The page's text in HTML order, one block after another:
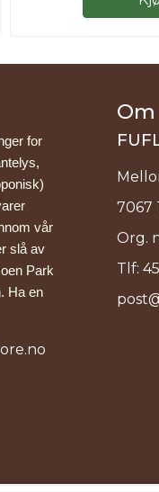
for
vår
slå av
Park
Ha en
Om
7067
Org.
Tlf: